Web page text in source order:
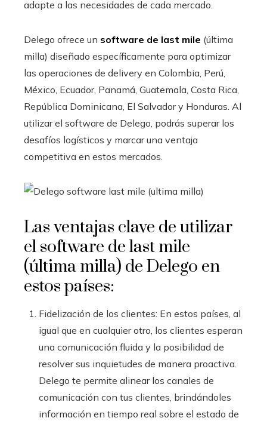
adapte a las necesidades de cada mercado.
Delego ofrece un software de last mile (última
milla) diseñado específicamente para optimizar
las operaciones de delivery en Colombia, Perú,
México, Ecuador, Panamá, Guatemala, Costa Rica,
República Dominicana, El Salvador y Honduras. Al
utilizar el software de Delego, podrás superar los
desafíos logísticos y marcar una ventaja
competitiva en estos mercados.
Las ventajas clave de utilizar
el software de last mile
(última milla) de Delego en
estos países:
Fidelización de los clientes: En estos países, al
igual que en cualquier otro, los clientes esperan
una comunicación fluida y la posibilidad de
resolver sus inquietudes de manera proactiva.
Delego te permite alinear los canales de
comunicación con tus clientes, brindándoles
información en tiempo real sobre el estado de